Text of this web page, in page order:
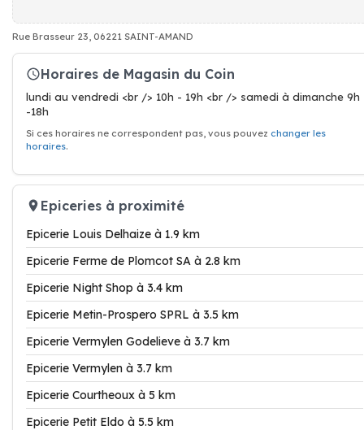
Rue Brasseur 23, 06221 SAINT-AMAND
Horaires de Magasin du Coin
lundi au vendredi <br /> 10h - 19h <br /> samedi à dimanche 9h
-18h
Si ces horaires ne correspondent pas, vous pouvez changer les
horaires.
Epiceries à proximité
Epicerie Louis Delhaize à 1.9 km
Epicerie Ferme de Plomcot SA à 2.8 km
Epicerie Night Shop à 3.4 km
Epicerie Metin-Prospero SPRL à 3.5 km
Epicerie Vermylen Godelieve à 3.7 km
Epicerie Vermylen à 3.7 km
Epicerie Courtheoux à 5 km
Epicerie Petit Eldo à 5.5 km